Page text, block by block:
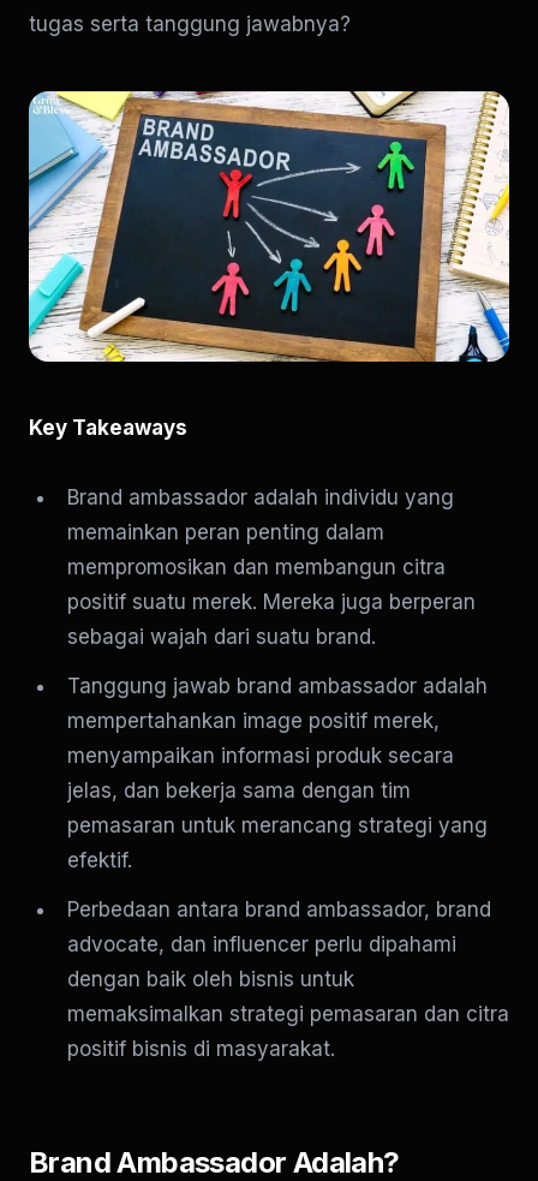
tugas serta tanggung jawabnya?
Key Takeaways
Brand ambassador adalah individu yang
memainkan peran penting dalam
mempromosikan dan membangun citra
positif suatu merek. Mereka juga berperan
sebagai wajah dari suatu brand.
Tanggung jawab brand ambassador adalah
mempertahankan image positif merek,
menyampaikan informasi produk secara
jelas, dan bekerja sama dengan tim
pemasaran untuk merancang strategi yang
efektif.
Perbedaan antara brand ambassador, brand
advocate, dan influencer perlu dipahami
dengan baik oleh bisnis untuk
memaksimalkan strategi pemasaran dan citra
positif bisnis di masyarakat.
Brand Ambassador Adalah?